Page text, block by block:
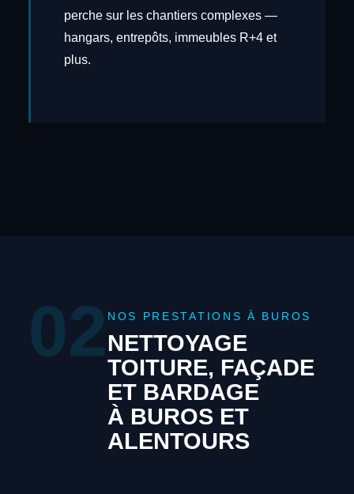
perche sur les chantiers complexes —
hangars, entrepôts, immeubles R+4 et
plus.
02 NOS PRESTATIONS À BUROS
NETTOYAGE
TOITURE, FAÇADE
ET BARDAGE
À BUROS ET
ALENTOURS